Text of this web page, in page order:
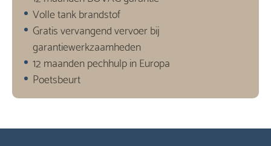
Volle tank brandstof
Gratis vervangend vervoer bij
garantiewerkzaamheden
12 maanden pechhulp in Europa
Poetsbeurt